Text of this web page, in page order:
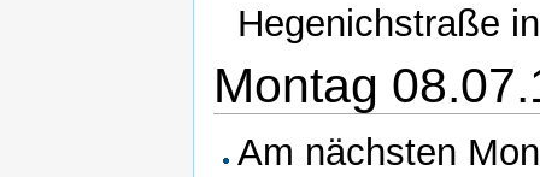
Hegenichstraße
Montag
Am nächsten